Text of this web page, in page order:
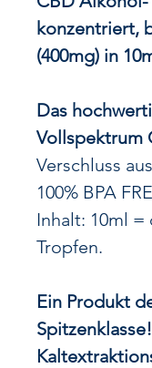
konzentriert,
(400mg) in
Das
Vollspektrum
Verschluss
100% BPA
Inhalt: 10ml =
Tropfen.
Ein Produkt
Spitzenklasse!